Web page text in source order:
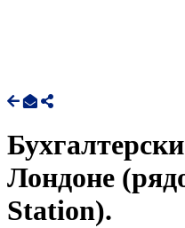
Лондоне
Station).